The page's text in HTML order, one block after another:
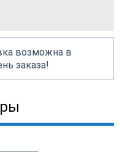
возможна в
заказа!